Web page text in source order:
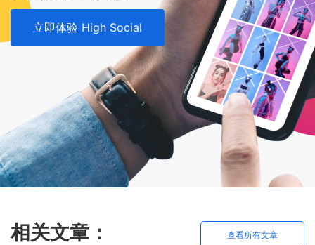
立即体验 High Social
相关文章： 查看所有文章